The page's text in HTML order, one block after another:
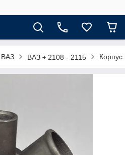
ВАЗ ВАЗ ￫ 2108 - 2115